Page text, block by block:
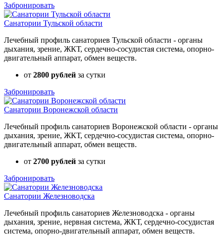
Забронировать
Санатории Тульской области
Лечебный профиль санаториев Тульской области - органы
дыхания, зрение, ЖКТ, сердечно-сосудистая система, опорно-
двигательный аппарат, обмен веществ.
от 2800 рублей за сутки
Забронировать
Санатории Воронежской области
Лечебный профиль санаториев Воронежской области - органы
дыхания, зрение, ЖКТ, сердечно-сосудистая система, опорно-
двигательный аппарат, обмен веществ.
от 2700 рублей за сутки
Забронировать
Санатории Железноводска
Лечебный профиль санаториев Железноводска - органы
дыхания, зрение, нервная система, ЖКТ, сердечно-сосудистая
система, опорно-двигательный аппарат, обмен веществ.